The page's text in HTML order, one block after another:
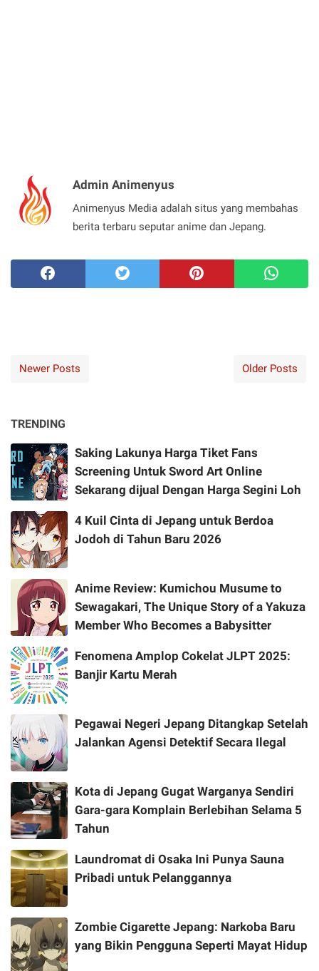
Admin Animenyus
Animenyus Media adalah situs yang membahas
berita terbaru seputar anime dan Jepang.
Newer Posts Older Posts
TRENDING
Saking Lakunya Harga Tiket Fans
Screening Untuk Sword Art Online
Sekarang dijual Dengan Harga Segini Loh
4 Kuil Cinta di Jepang untuk Berdoa
Jodoh di Tahun Baru 2026
Anime Review: Kumichou Musume to
Sewagakari, The Unique Story of a Yakuza
Member Who Becomes a Babysitter
Fenomena Amplop Cokelat JLPT 2025:
Banjir Kartu Merah
Pegawai Negeri Jepang Ditangkap Setelah
Jalankan Agensi Detektif Secara Ilegal
Kota di Jepang Gugat Warganya Sendiri
Gara-gara Komplain Berlebihan Selama 5
Tahun
Laundromat di Osaka Ini Punya Sauna
Pribadi untuk Pelanggannya
Zombie Cigarette Jepang: Narkoba Baru
yang Bikin Pengguna Seperti Mayat Hidup